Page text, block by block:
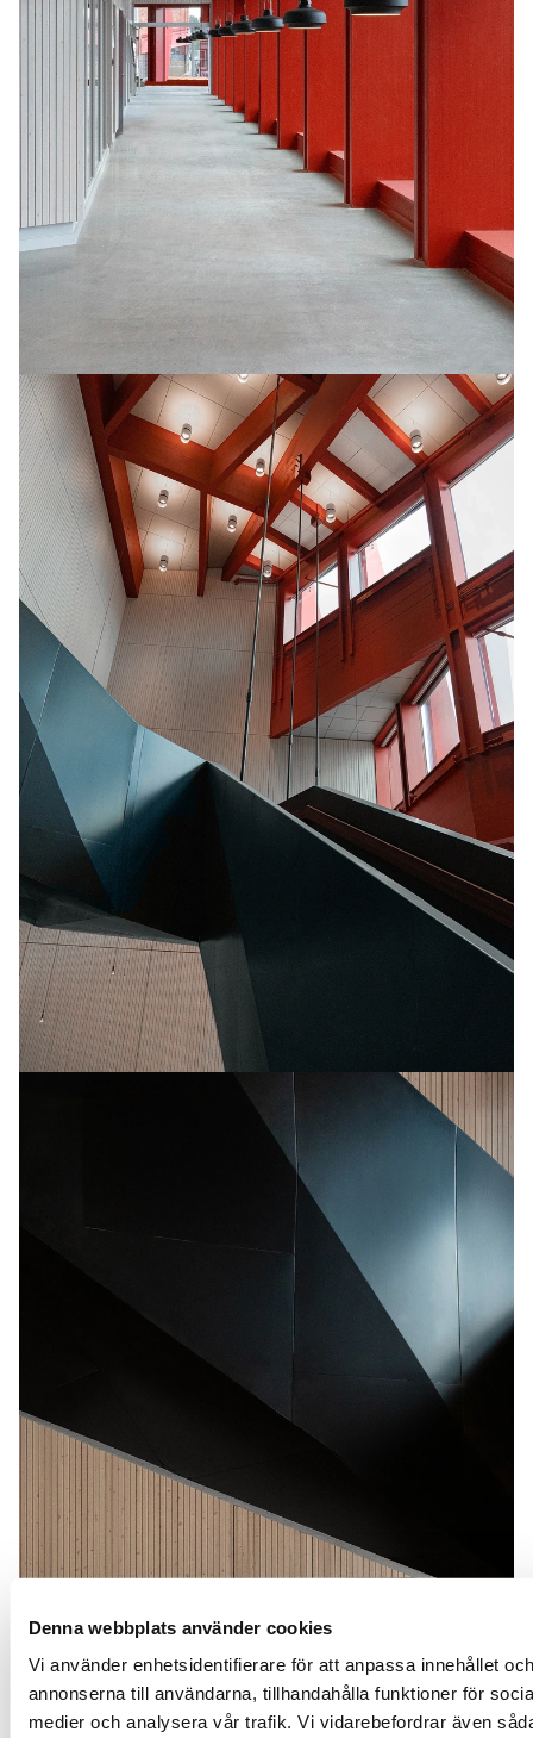
Denna webbplats använder cookies
Vi använder enhetsidentifierare för att anpassa innehållet och
annonserna till användarna, tillhandahålla funktioner för
medier och analysera vår trafik. Vi vidarebefordrar även